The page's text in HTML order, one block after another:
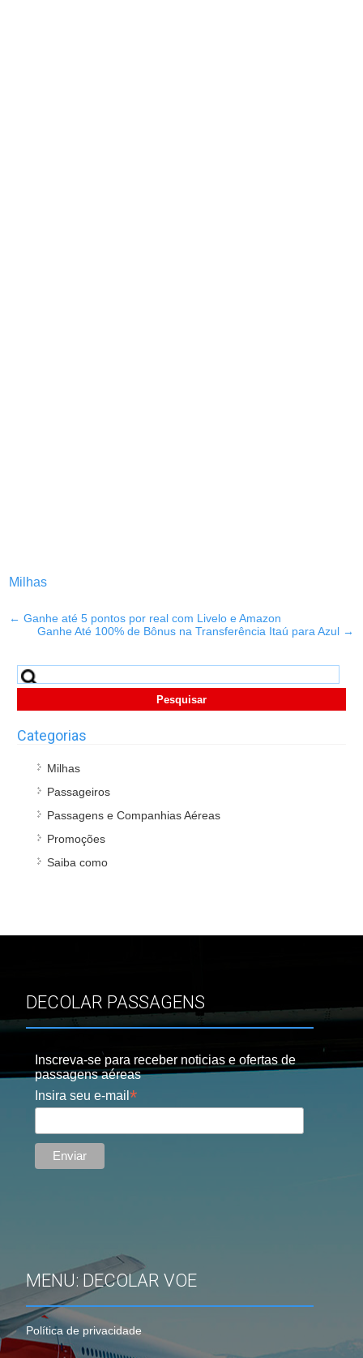
Milhas
← Ganhe até 5 pontos por real com Livelo e Amazon
Ganhe Até 100% de Bônus na Transferência Itaú para Azul →
Pesquisar
por:
Categorias
Milhas
Passageiros
Passagens e Companhias Aéreas
Promoções
Saiba como
DECOLAR PASSAGENS
Inscreva-se para receber noticias e ofertas de
passagens aéreas
Insira seu e-mail*
MENU: DECOLAR VOE
Política de privacidade